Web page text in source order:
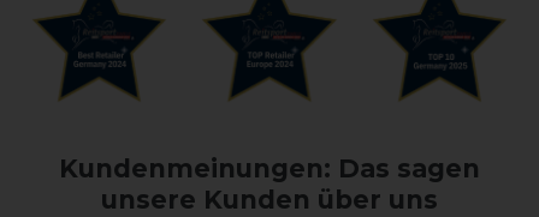
Kundenmeinungen: Das sagen
unsere Kunden über uns